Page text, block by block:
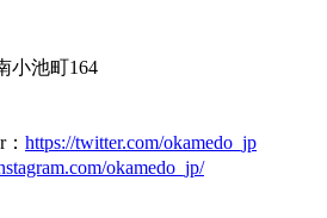
小池町164
https://twitter.com/okamedo_jp
okamedo_jp/